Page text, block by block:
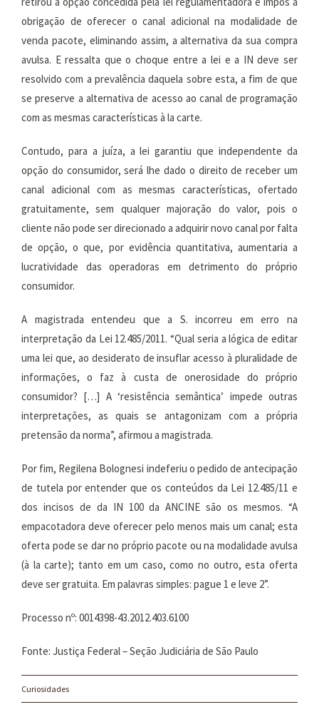
obrigação de oferecer o canal adicional na modalidade de
venda pacote, eliminando assim, a alternativa da sua compra
avulsa. E ressalta que o choque entre a lei e a IN deve ser
resolvido com a prevalência daquela sobre esta, a fim de que
se preserve a alternativa de acesso ao canal de programação
com as mesmas características à la carte.
Contudo, para a juíza, a lei garantiu que independente da
opção do consumidor, será lhe dado o direito de receber um
canal adicional com as mesmas características, ofertado
gratuitamente, sem qualquer majoração do valor, pois o
cliente não pode ser direcionado a adquirir novo canal por falta
de opção, o que, por evidência quantitativa, aumentaria a
lucratividade das operadoras em detrimento do próprio
consumidor.
A magistrada entendeu que a S. incorreu em erro na
interpretação da Lei 12.485/2011. “Qual seria a lógica de editar
uma lei que, ao desiderato de insuflar acesso à pluralidade de
informações, o faz à custa de onerosidade do próprio
consumidor? […] A ‘resistência semântica’ impede outras
interpretações, as quais se antagonizam com a própria
pretensão da norma”, afirmou a magistrada.
Por fim, Regilena Bolognesi indeferiu o pedido de antecipação
de tutela por entender que os conteúdos da Lei 12.485/11 e
dos incisos de da IN 100 da ANCINE são os mesmos. “A
empacotadora deve oferecer pelo menos mais um canal; esta
oferta pode se dar no próprio pacote ou na modalidade avulsa
(à la carte); tanto em um caso, como no outro, esta oferta
deve ser gratuita. Em palavras simples: pague 1 e leve 2”.
Processo nº: 0014398-43.2012.403.6100
Fonte: Justiça Federal – Seção Judiciária de São Paulo
Curiosidades